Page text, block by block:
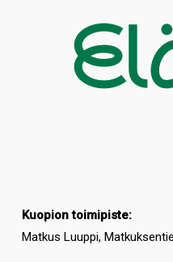
Kuopion toimipiste:
Matkus Luuppi,